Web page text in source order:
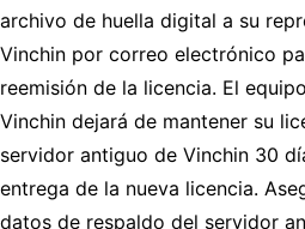
archivo de huella digital a su
Vinchin por correo electrónico
reemisión de la licencia. El
Vinchin dejará de mantener su
servidor antiguo de Vinchin 30
entrega de la nueva licencia.
datos de respaldo del servidor